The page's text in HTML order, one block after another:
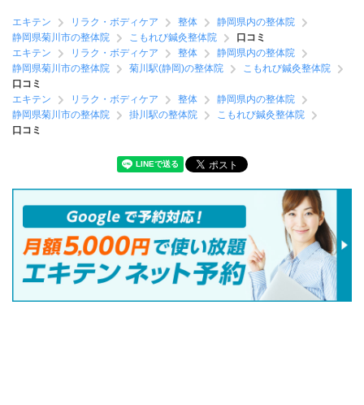
エキテン リラク・ボディケア 整体
静岡県内の整体院
静岡県菊川市の整体院
こもれび鍼灸整体院
口コミ
エキテン
リラク・ボディケア 整体
静岡県内の整体院
静岡県菊川市の整体院
菊川駅(静岡)の整体院
こもれび鍼灸整体院
口コミ
エキテン
リラク・ボディケア 整体
静岡県内の整体院
静岡県菊川市の整体院
掛川駅の整体院
こもれび鍼灸整体院
口コミ